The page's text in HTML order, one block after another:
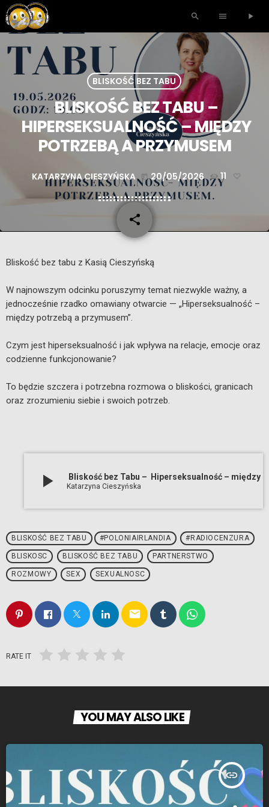
search menu play_arrow
BLISKOŚĆ BEZ TABU
BLISKOŚĆ BEZ TABU –
HIPERSEKSUALNOŚĆ – MIĘDZY
POTRZEBĄ A PRZYMUSEM
KATARZYNA CIESZYŃSKA today 20/05/2026 11
share
email
Bliskość bez tabu z Kasią Cieszyńską
W najnowszym odcinku poruszymy temat niezwykle ważny, a
jednocześnie rzadko omawiany otwarcie — „Hiperseksualność –
między potrzebą a przymusem”.
Czym jest hiperseksualność i jak wpływa na relacje, emocje oraz
codzienne funkcjonowanie?
To będzie szczera i potrzebna rozmowa o bliskości, granicach
oraz zrozumieniu siebie i swoich potrzeb.
play_arrow Katarzyna Cieszyńska
BLISKOŚĆ BEZ TABU #POLONIAIRLANDIA #RADIOCENZURA
BLISKOSC BLISKOŚĆ BEZ TABU PARTNERSTWO
ROZMOWY SEX SEXUALNOSC
email
RATE IT
YOU MAY ALSO LIKE
insert_link